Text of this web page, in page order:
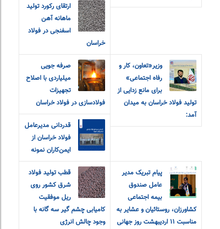
ارتقای رکورد تولید
ماهانه آهن
اسفنجی در فولاد
خراسان
وزیر«تعاون، کار و
رفاه اجتماعی»
برای مانع زدایی از
تولید فولاد خراسان به میدان
آمد:
صرفه جویی
میلیاردی با اصلاح
تجهیزات
فولادسازی در فولاد خراسان
قدردانی مدیرعامل
فولاد خراسان از
ایمن‌کاران نمونه
پیام تبریک مدیر
عامل صندوق
بیمه اجتماعی
کشاورزان، روستائیان و عشایر به
مناسبت ۱۱ اردیبهشت روز جهانی
قطب تولید فولاد
شرق کشور روی
ریل موفقیت
کامیابی چشم گیر سه گانه با
وجود چالش انرژی